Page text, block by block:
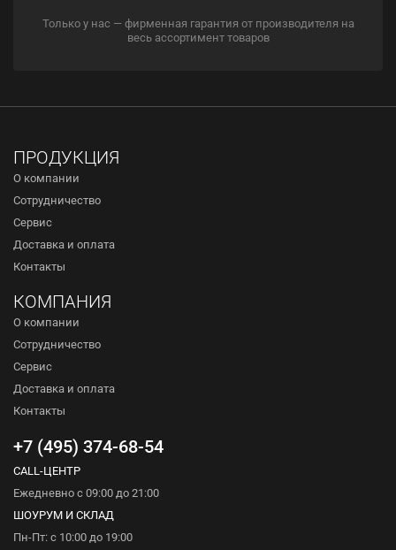
Только у нас — фирменная гарантия от производителя на
весь ассортимент товаров
ПРОДУКЦИЯ
О компании
Сотрудничество
Сервис
Доставка и оплата
Контакты
КОМПАНИЯ
О компании
Сотрудничество
Сервис
Доставка и оплата
Контакты
+7 (495) 374-68-54
CALL-ЦЕНТР
Ежедневно с 09:00 до 21:00
ШОУРУМ И СКЛАД
Пн-Пт: с 10:00 до 19:00